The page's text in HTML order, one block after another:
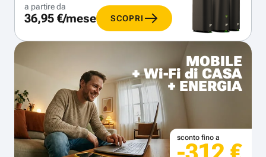
a partire da
36,95 €/mese SCOPRI
MOBILE
+ Wi-Fi di CASA
+ ENERGIA
sconto fino a